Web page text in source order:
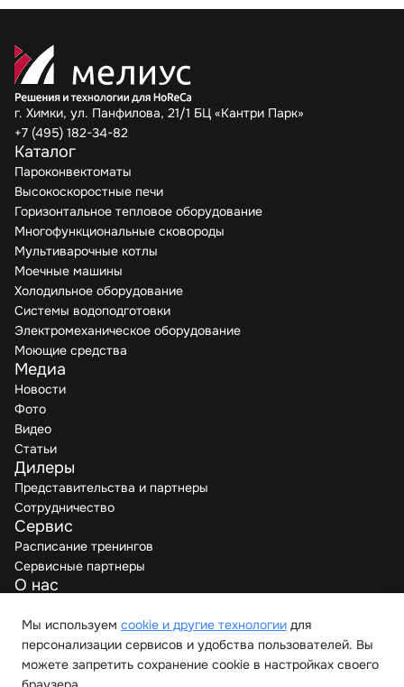
г. Химки, ул. Панфилова, 21/1 БЦ «Кантри Парк»
+7 (495) 182-34-82
Каталог
Пароконвектоматы
Высокоскоростные печи
Горизонтальное тепловое оборудование
Многофункциональные сковороды
Мультиварочные котлы
Моечные машины
Холодильное оборудование
Системы водоподготовки
Электромеханическое оборудование
Моющие средства
Медиа
Новости
Фото
Видео
Статьи
Дилеры
Представительства и партнеры
Сотрудничество
Сервис
Расписание тренингов
Сервисные партнеры
О нас
Вакансии
Контакты
Мы используем cookie и другие технологии для
персонализации сервисов и удобства пользователей. Вы
можете запретить сохранение cookie в настройках своего